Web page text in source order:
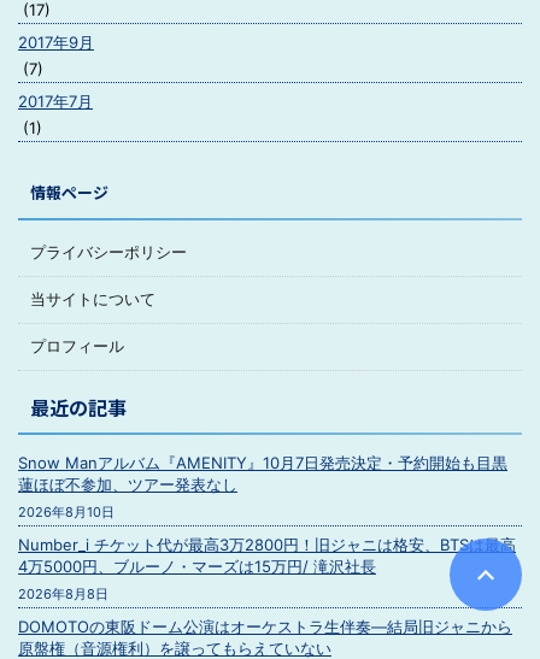
(17)
2017年9月
(7)
2017年7月
(1)
情報ページ
プライバシーポリシー
当サイトについて
プロフィール
最近の記事
Snow Manアルバム『AMENITY』10月7日発売決定・予約開始も目黒
蓮ほぼ不参加、ツアー発表なし
2026年8月10日
Number_i チケット代が最高3万2800円！旧ジャニは格安、BTSは最高
4万5000円、ブルーノ・マーズは15万円/ 滝沢社長
2026年8月8日
DOMOTOの東阪ドーム公演はオーケストラ生伴奏―結局旧ジャニから
原盤権（音源権利）を譲ってもらえていない